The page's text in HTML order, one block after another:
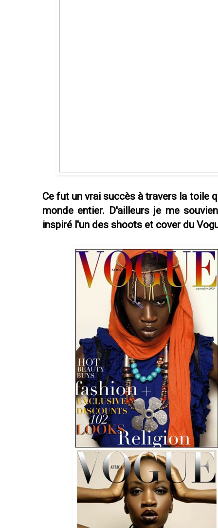
Ce fut un vrai succès à travers la toile
monde entier. D'ailleurs je me
inspiré l'un des shoots et cover du